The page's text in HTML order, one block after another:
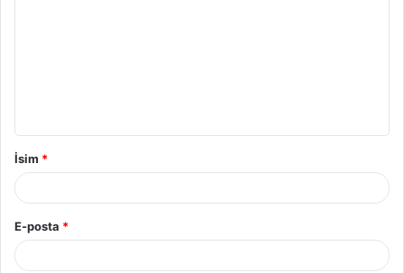
İsim *
E-posta *